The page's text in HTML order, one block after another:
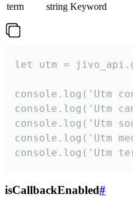
term
string Keyword
let utm =
console.log('Utm
console.log('Utm
console.log('Utm
console.log('Utm
console.log('Utm
isCallbackEnabled#